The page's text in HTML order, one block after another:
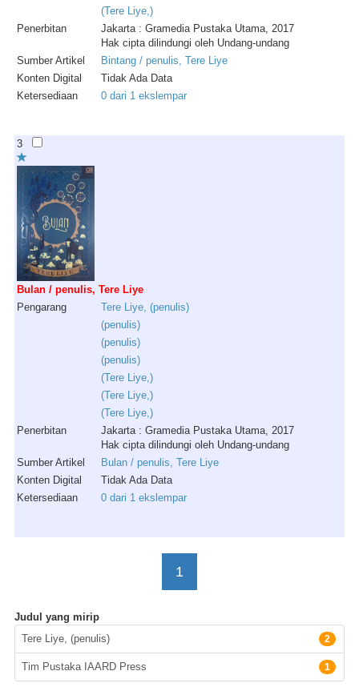
(Tere Liye,)
Penerbitan
Jakarta : Gramedia Pustaka Utama, 2017
Hak cipta dilindungi oleh Undang-undang
Sumber Artikel
Bintang / penulis, Tere Liye
Konten Digital
Tidak Ada Data
Ketersediaan
0 dari 1 ekslempar
3
Bulan / penulis, Tere Liye
Pengarang
Tere Liye, (penulis)
(penulis)
(penulis)
(penulis)
(Tere Liye,)
(Tere Liye,)
(Tere Liye,)
Penerbitan
Jakarta : Gramedia Pustaka Utama, 2017
Hak cipta dilindungi oleh Undang-undang
Sumber Artikel
Bulan / penulis, Tere Liye
Konten Digital
Tidak Ada Data
Ketersediaan
0 dari 1 ekslempar
1
Judul yang mirip
Pengarang
Tere Liye, (penulis) 2
Tim Pustaka IAARD Press 1